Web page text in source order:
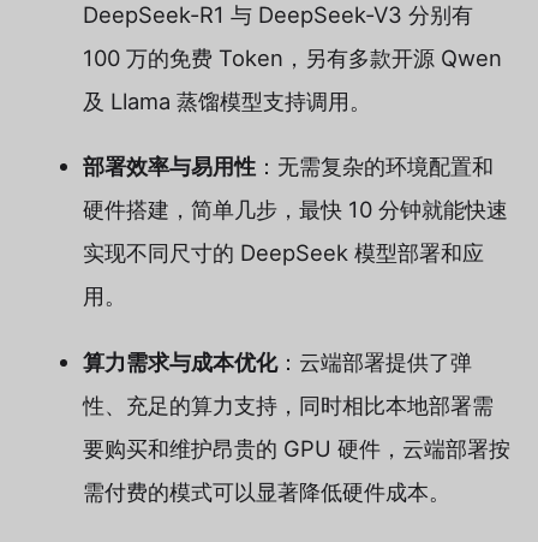
DeepSeek-R1 与 DeepSeek-V3 分别有
100 万的免费 Token，另有多款开源 Qwen
及 Llama 蒸馏模型支持调用。
部署效率与易用性：无需复杂的环境配置和
硬件搭建，简单几步，最快 10 分钟就能快速
实现不同尺寸的 DeepSeek 模型部署和应
用。
算力需求与成本优化：云端部署提供了弹
性、充足的算力支持，同时相比本地部署需
要购买和维护昂贵的 GPU 硬件，云端部署按
需付费的模式可以显著降低硬件成本。